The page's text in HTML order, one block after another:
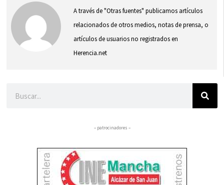
A través de "Otras fuentes" publicamos artículos
relacionados de otros medios, notas de prensa, o
artículos de usuarios no registrados en
Herencia.net
– patrocinadores –